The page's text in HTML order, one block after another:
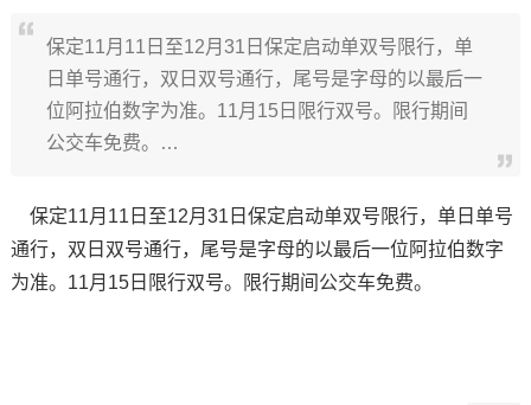
保定11月11日至12月31日保定启动单双号限行，单
日单号通行，双日双号通行，尾号是字母的以最后一
位阿拉伯数字为准。11月15日限行双号。限行期间
公交车免费。…
保定11月11日至12月31日保定启动单双号限行，单日单号
通行，双日双号通行，尾号是字母的以最后一位阿拉伯数字
为准。11月15日限行双号。限行期间公交车免费。